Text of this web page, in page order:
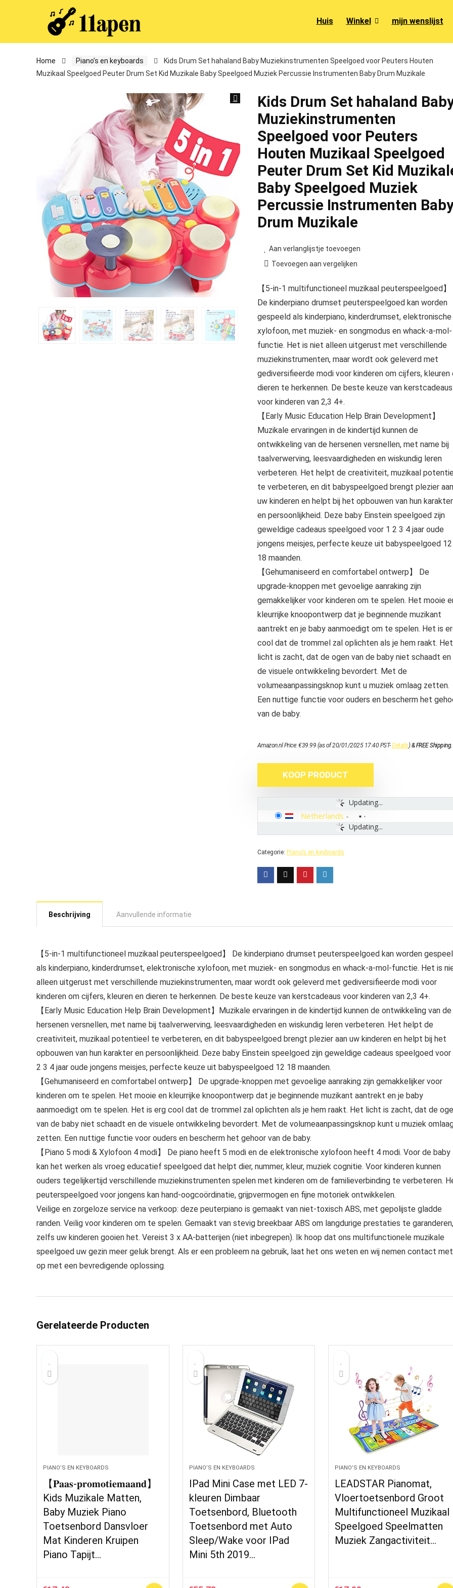
Huis Winkel mijn wenslijst
Home Piano’s en keyboards
Kids Drum Set hahaland Baby Muziekinstrumenten Speelgoed voor Peuters Houten
Muzikaal Speelgoed Peuter Drum Set Kid Muzikale Baby Speelgoed Muziek Percussie Instrumenten Baby Drum Muzikale
Kids Drum Set hahaland
Muziekinstrumenten
Speelgoed voor Peuters
Houten Muzikaal Speelgoed
Peuter Drum Set Kid
Baby Speelgoed Muziek
Percussie Instrumenten
Drum Muzikale
Aan verlanglijstje toevoegen
Toevoegen aan vergelijken
【5-in-1 multifunctioneel muzikaal peuterspeelgoed】
De kinderpiano drumset peuterspeelgoed kan worden
gespeeld als kinderpiano, kinderdrumset, elektronische
xylofoon, met muziek- en songmodus en whack-a-mol-
functie. Het is niet alleen uitgerust met verschillende
muziekinstrumenten, maar wordt ook geleverd met
gediversifieerde modi voor kinderen om cijfers, kleuren
dieren te herkennen. De beste keuze van kerstcadeaus
voor kinderen van 2,3 4+.
【Early Music Education Help Brain Development】
Muzikale ervaringen in de kindertijd kunnen de
ontwikkeling van de hersenen versnellen, met name bij
taalverwerving, leesvaardigheden en wiskundig leren
verbeteren. Het helpt de creativiteit, muzikaal
te verbeteren, en dit babyspeelgoed brengt plezier aan
uw kinderen en helpt bij het opbouwen van hun karakter
en persoonlijkheid. Deze baby Einstein speelgoed zijn
geweldige cadeaus speelgoed voor 1 2 3 4 jaar oude
jongens meisjes, perfecte keuze uit babyspeelgoed 12
18 maanden.
【Gehumaniseerd en comfortabel ontwerp】 De
upgrade-knoppen met gevoelige aanraking zijn
gemakkelijker voor kinderen om te spelen. Het mooie
kleurrijke knoopontwerp dat je beginnende muzikant
aantrekt en je baby aanmoedigt om te spelen. Het is
cool dat de trommel zal oplichten als je hem raakt. Het
licht is zacht, dat de ogen van de baby niet schaadt en
de visuele ontwikkeling bevordert. Met de
volumeaanpassingsknop kunt u muziek omlaag zetten.
Een nuttige functie voor ouders en bescherm het
van de baby.
Amazon.nl Price:€39.99 (as of 20/01/2025 17:40 PST-Details)&FREE Shipping.
KOOP PRODUCT
Updating...
Updating...
Netherlands -
Categorie: Piano’s en keyboards
Beschrijving Aanvullende informatie
【5-in-1 multifunctioneel muzikaal peuterspeelgoed】 De kinderpiano drumset peuterspeelgoed kan worden
als kinderpiano, kinderdrumset, elektronische xylofoon, met muziek- en songmodus en whack-a-mol-functie. Het is
alleen uitgerust met verschillende muziekinstrumenten, maar wordt ook geleverd met gediversifieerde modi voor
kinderen om cijfers, kleuren en dieren te herkennen. De beste keuze van kerstcadeaus voor kinderen van 2,3 4+.
【Early Music Education Help Brain Development】Muzikale ervaringen in de kindertijd kunnen de ontwikkeling van de
hersenen versnellen, met name bij taalverwerving, leesvaardigheden en wiskundig leren verbeteren. Het helpt de
creativiteit, muzikaal potentieel te verbeteren, en dit babyspeelgoed brengt plezier aan uw kinderen en helpt bij het
opbouwen van hun karakter en persoonlijkheid. Deze baby Einstein speelgoed zijn geweldige cadeaus speelgoed voor
2 3 4 jaar oude jongens meisjes, perfecte keuze uit babyspeelgoed 12 18 maanden.
【Gehumaniseerd en comfortabel ontwerp】 De upgrade-knoppen met gevoelige aanraking zijn gemakkelijker voor
kinderen om te spelen. Het mooie en kleurrijke knoopontwerp dat je beginnende muzikant aantrekt en je baby
aanmoedigt om te spelen. Het is erg cool dat de trommel zal oplichten als je hem raakt. Het licht is zacht, dat de
van de baby niet schaadt en de visuele ontwikkeling bevordert. Met de volumeaanpassingsknop kunt u muziek
zetten. Een nuttige functie voor ouders en bescherm het gehoor van de baby.
【Piano 5 modi & Xylofoon 4 modi】 De piano heeft 5 modi en de elektronische xylofoon heeft 4 modi. Voor de baby
kan het werken als vroeg educatief speelgoed dat helpt dier, nummer, kleur, muziek cognitie. Voor kinderen kunnen
ouders tegelijkertijd verschillende muziekinstrumenten spelen met kinderen om de familieverbinding te verbeteren.
peuterspeelgoed voor jongens kan hand-oogcoördinatie, grijpvermogen en fijne motoriek ontwikkelen.
Veilige en zorgeloze service na verkoop: deze peuterpiano is gemaakt van niet-toxisch ABS, met gepolijste gladde
randen. Veilig voor kinderen om te spelen. Gemaakt van stevig breekbaar ABS om langdurige prestaties te garanderen,
zelfs uw kinderen gooien het. Vereist 3 x AA-batterijen (niet inbegrepen). Ik hoop dat ons multifunctionele muzikale
speelgoed uw gezin meer geluk brengt. Als er een probleem na gebruik, laat het ons weten en wij nemen contact
op met een bevredigende oplossing.
Gerelateerde Producten
PIANO’S EN KEYBOARDS
【𝐏𝐚𝐚𝐬-𝐩𝐫𝐨𝐦𝐨𝐭𝐢𝐞𝐦𝐚𝐚𝐧𝐝】
Kids Muzikale Matten,
Baby Muziek Piano
Toetsenbord Dansvloer
Mat Kinderen Kruipen
Piano Tapijt…
PIANO’S EN KEYBOARDS
IPad Mini Case met LED 7-
kleuren Dimbaar
Toetsenbord, Bluetooth
Toetsenbord met Auto
Sleep/Wake voor IPad
Mini 5th 2019…
PIANO’S EN KEYBOARDS
LEADSTAR Pianomat,
Vloertoetsenbord Groot
Multifunctioneel Muzikaal
Speelgoed Speelmatten
Muziek Zangactiviteit…